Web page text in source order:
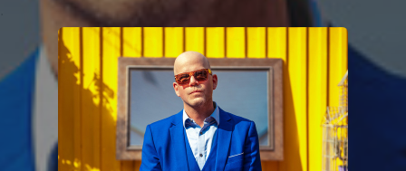
You're all set!